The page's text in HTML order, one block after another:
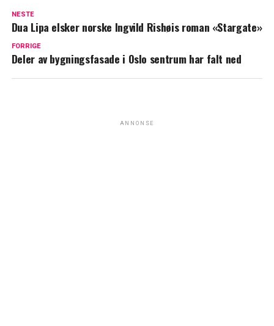
NESTE
Dua Lipa elsker norske Ingvild Rishøis roman «Stargate»
FORRIGE
Deler av bygningsfasade i Oslo sentrum har falt ned
ANNONSE